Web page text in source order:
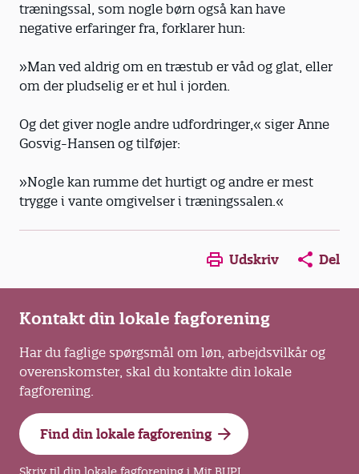
træningssal, som nogle børn også kan have
negative erfaringer fra, forklarer hun:
»Man ved aldrig om en træstub er våd og glat, eller
om der pludselig er et hul i jorden.
Og det giver nogle andre udfordringer,« siger Anne
Gosvig-Hansen og tilføjer:
»Nogle kan rumme det hurtigt og andre er mest
trygge i vante omgivelser i træningssalen.«
Opens in a new window
Opens in a new
Opens in
Udskriv Del
Kontakt din lokale fagforening
Har du faglige spørgsmål om løn, arbejdsvilkår og
overenskomster, skal du kontakte din lokale
fagforening.
Find din lokale fagforening